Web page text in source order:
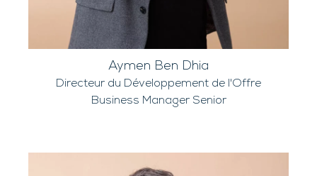
Aymen Ben Dhia
Directeur du Développement de l'Offre
Business Manager Senior